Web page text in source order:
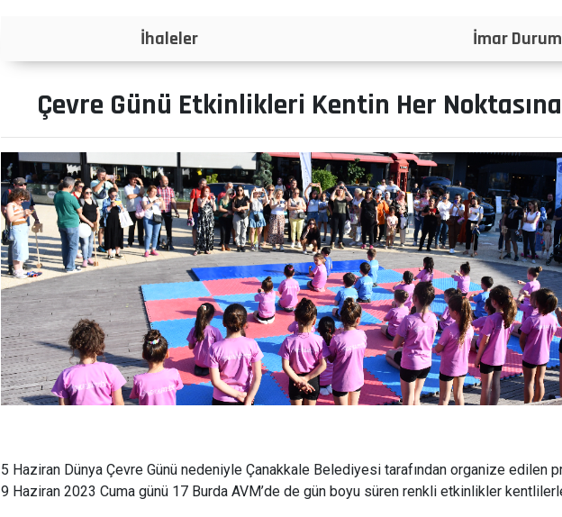
Projeler Anketler
Çevre Günü Etkinlikleri Kentin Her Noktasına
5 Haziran Dünya Çevre Günü nedeniyle Çanakkale Belediyesi tarafından organize edilen
9 Haziran 2023 Cuma günü 17 Burda AVM’de de gün boyu süren renkli etkinlikler